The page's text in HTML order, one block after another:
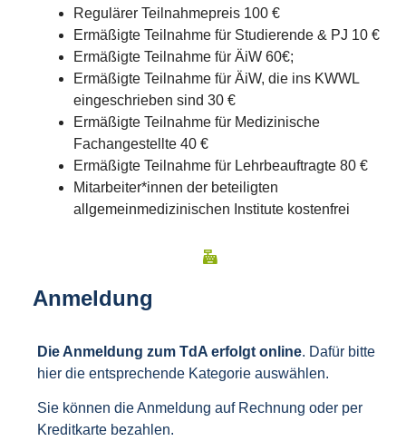
Regulärer Teilnahmepreis 100 €
Ermäßigte Teilnahme für Studierende & PJ 10 €
Ermäßigte Teilnahme für ÄiW 60€;
Ermäßigte Teilnahme für ÄiW, die ins KWWL
eingeschrieben sind 30 €
Ermäßigte Teilnahme für Medizinische
Fachangestellte 40 €
Ermäßigte Teilnahme für Lehrbeauftragte 80 €
Mitarbeiter*innen der beteiligten
allgemeinmedizinischen Institute kostenfrei
Anmeldung
Die Anmeldung zum TdA erfolgt online. Dafür bitte
hier die entsprechende Kategorie auswählen.
Sie können die Anmeldung auf Rechnung oder per
Kreditkarte bezahlen.